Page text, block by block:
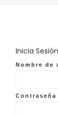
Inicia
Nombre de
Contraseña